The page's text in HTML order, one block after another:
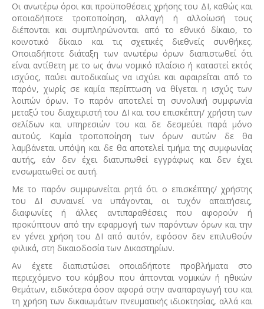
Οι ανωτέρω όροι και προϋποθέσεις χρήσης του ΔΙ, καθώς και
οποιαδήποτε τροποποίηση, αλλαγή ή αλλοίωσή τους
διέπονται και συμπληρώνονται από το εθνικό δίκαιο, το
κοινοτικό δίκαιο και τις σχετικές διεθνείς συνθήκες.
Οποιαδήποτε διάταξη των ανωτέρω όρων διαπιστωθεί ότι
είναι αντίθετη με το ως άνω νομικό πλαίσιο ή καταστεί εκτός
ισχύος, παύει αυτοδικαίως να ισχύει και αφαιρείται από το
παρόν, χωρίς σε καμία περίπτωση να θίγεται η ισχύς των
λοιπών όρων. Το παρόν αποτελεί τη συνολική συμφωνία
μεταξύ του διαχειριστή του ΔΙ και του επισκέπτη/ χρήστη των
σελίδων και υπηρεσιών του και δε δεσμεύει παρά μόνο
αυτούς. Καμία τροποποίηση των όρων αυτών δε θα
λαμβάνεται υπόψη και δε θα αποτελεί τμήμα της συμφωνίας
αυτής, εάν δεν έχει διατυπωθεί εγγράφως και δεν έχει
ενσωματωθεί σε αυτή.
Με το παρόν συμφωνείται ρητά ότι ο επισκέπτης/ χρήστης
του ΔΙ συναινεί να υπάγονται, οι τυχόν απαιτήσεις,
διαφωνίες ή άλλες αντιπαραθέσεις που αφορούν ή
προκύπτουν από την εφαρμογή των παρόντων όρων και την
εν γένει χρήση του ΔΙ από αυτόν, εφόσον δεν επιλυθούν
φιλικά, στη δικαιοδοσία των Δικαστηρίων.
Αν έχετε διαπιστώσει οποιαδήποτε προβλήματα στο
περιεχόμενο του κόμβου που άπτονται νομικών ή ηθικών
θεμάτων, ειδικότερα όσον αφορά στην αναπαραγωγή του και
τη χρήση των δικαιωμάτων πνευματικής ιδιοκτησίας, αλλά και